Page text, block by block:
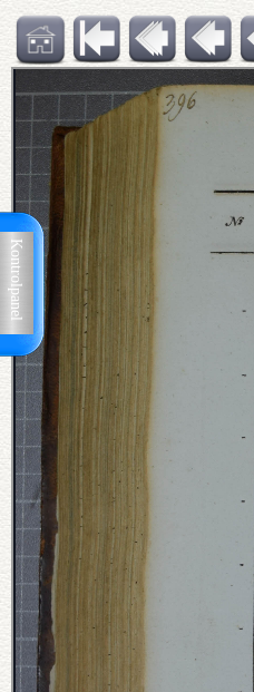
Kontrolpanel